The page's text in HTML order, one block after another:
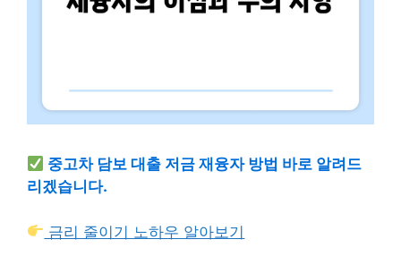
중고차 담보 대출 저금 재융자 방법 바로 알려드
리겠습니다.
금리 줄이기 노하우 알아보기